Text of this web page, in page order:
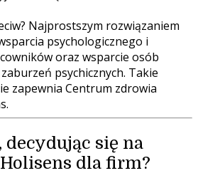
Najprostszym rozwiązaniem
psychologicznego i
oraz wsparcie osób
psychicznych. Takie
zapewnia Centrum zdrowia
decydując się na
dla firm?